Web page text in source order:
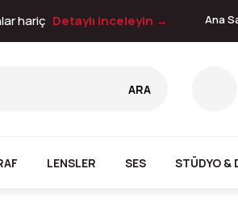
hariç Detaylı inceleyin → Ana
ARA
LENSLER SES STÜDYO &